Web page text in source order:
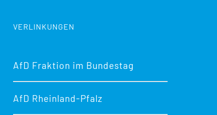
VERLINKUNGEN
AfD Fraktion im Bundestag
AfD Rheinland-Pfalz